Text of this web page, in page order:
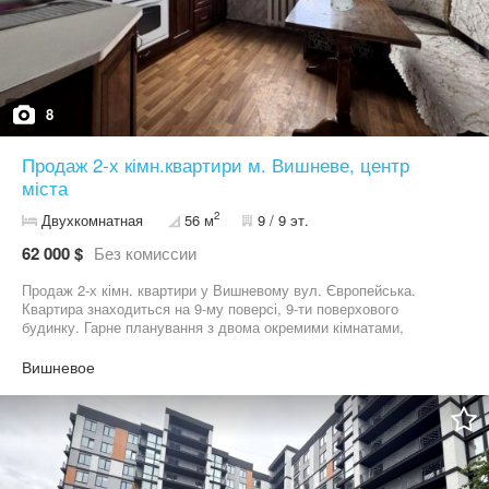
8
Продаж 2-х кімн.квартири м. Вишневе, центр
міста
Двухкомнатная 56 м2 9 / 9 эт.
62 000 $ Без комиссии
Продаж 2-х кімн. квартири у Вишневому вул. Європейська.
Квартира знаходиться на 9-му поверсі, 9-ти поверхового
будинку. Гарне планування з двома окремими кімнатами,
світла та тепла. Будинок розташований у центральній частині
озером, великий дитячий майданчик, магазин NOVUS, дитячий
садок, школа, стадіон, кавʼярня, поруч з будинком зупинка
маршруток. Усі перегляди за домовленістю.
Вишневое